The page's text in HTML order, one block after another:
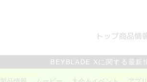
トップ商品情
BEYBLADE Xに関する最新